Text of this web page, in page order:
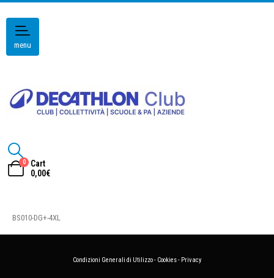
menu
0
Cart
0,00€
BS010-DG+-4XL
Condizioni Generali di Utilizzo- Cookies- Privacy